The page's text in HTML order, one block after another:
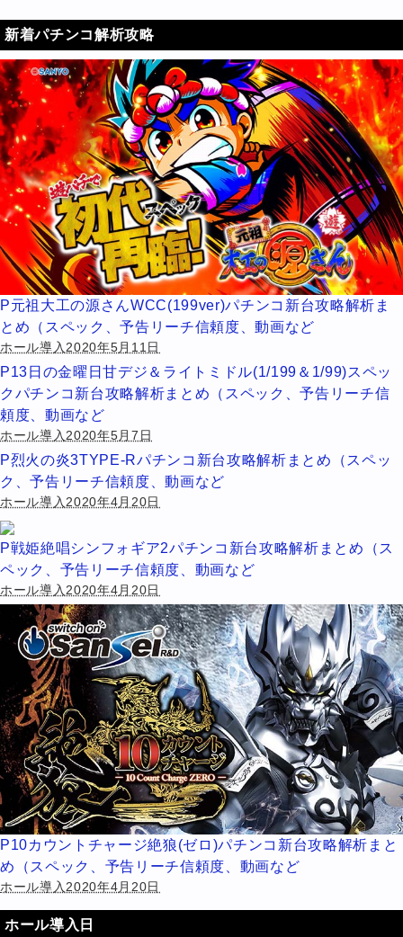
新着パチンコ解析攻略
P元祖大工の源さんWCC(199ver)パチンコ新台攻略解析ま
とめ（スペック、予告リーチ信頼度、動画など
ホール導入2020年5月11日
P13日の金曜日甘デジ＆ライトミドル(1/199＆1/99)スペッ
クパチンコ新台攻略解析まとめ（スペック、予告リーチ信
頼度、動画など
ホール導入2020年5月7日
P烈火の炎3TYPE-Rパチンコ新台攻略解析まとめ（スペッ
ク、予告リーチ信頼度、動画など
ホール導入2020年4月20日
P戦姫絶唱シンフォギア2パチンコ新台攻略解析まとめ（ス
ペック、予告リーチ信頼度、動画など
ホール導入2020年4月20日
P10カウントチャージ絶狼(ゼロ)パチンコ新台攻略解析まと
め（スペック、予告リーチ信頼度、動画など
ホール導入2020年4月20日
ホール導入日